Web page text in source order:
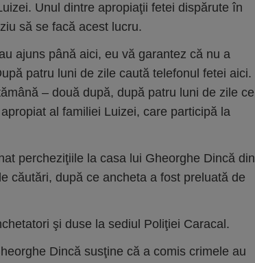
Unul dintre apropiaţii fetei dispărute în
să se facă acest lucru.
ajuns până aici, eu vă garantez că nu a
patru luni de zile caută telefonul fetei aici.
– două după, după patru luni de zile ce
al familiei Luizei, care participă la
percheziţiile la casa lui Gheorghe Dincă din
căutări, după ce ancheta a fost preluată de
şi duse la sediul Poliţiei Caracal.
Dincă susţine că a comis crimele au